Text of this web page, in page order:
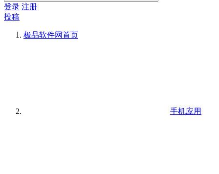
登录 注册
投稿
极品软件网首页
手机应用